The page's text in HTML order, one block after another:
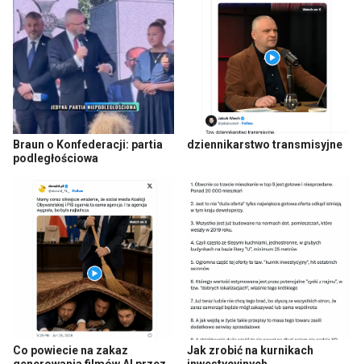
Braun o Konfederacji: partia
podległościowa
dziennikarstwo transmisyjne
Co powiecie na zakaz
Jak zrobić na kurnikach